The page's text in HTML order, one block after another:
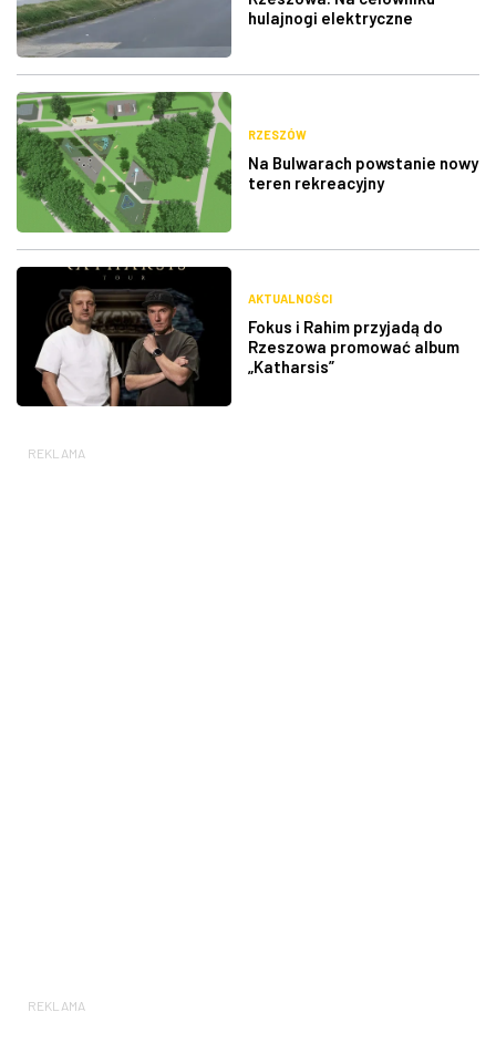
hulajnogi elektryczne
RZESZÓW
Na Bulwarach powstanie nowy
teren rekreacyjny
AKTUALNOŚCI
Fokus i Rahim przyjadą do
Rzeszowa promować album
„Katharsis”
REKLAMA
REKLAMA